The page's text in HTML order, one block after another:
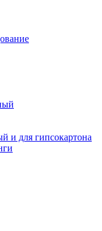
и для гипсокартона